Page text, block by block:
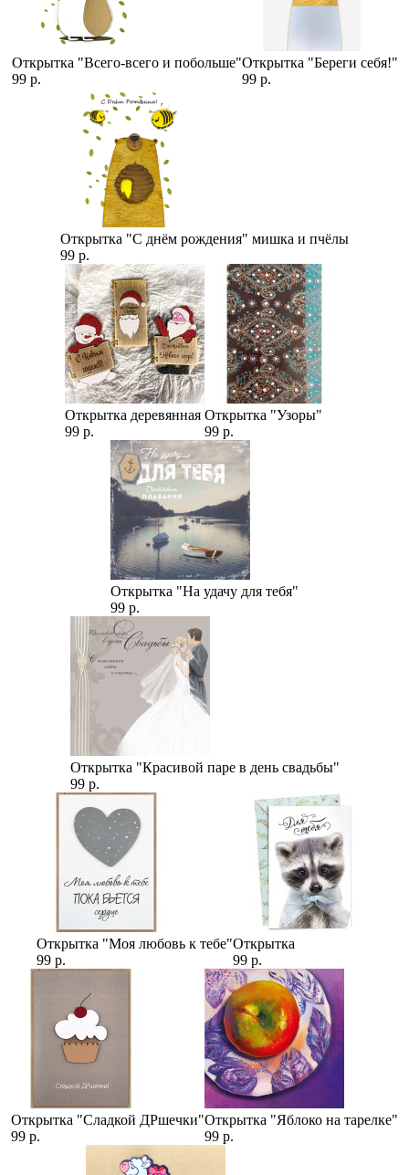
Открытка "Всего-всего и побольше"
99 р.
Открытка "Береги себя!"
99 р.
Открытка "С днём рождения" мишка и пчёлы
99 р.
Открытка деревянная
99 р.
Открытка "Узоры"
99 р.
Открытка "На удачу для тебя"
99 р.
Открытка "Красивой паре в день свадьбы"
99 р.
Открытка "Моя любовь к тебе"
99 р.
Открытка
99 р.
Открытка "Сладкой ДРшечки"
99 р.
Открытка "Яблоко на тарелке"
99 р.